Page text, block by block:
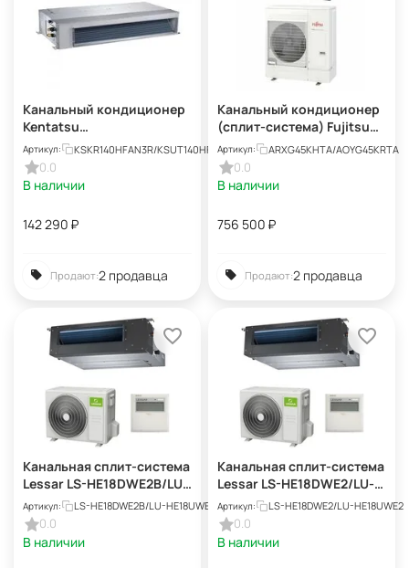
Канальный кондиционер
Kentatsu
KSKR140HFAN3R/KSUT140
HFAN3L
Артикул: KSKR140HFAN3R/KSUT140HFAN3L
0.0
В наличии
142 290 ₽
Продают:2 продавца
Канальный кондиционер
(сплит-система) Fujitsu
ARXG45KHTA /
AOYG45KRTA
Артикул: ARXG45KHTA/AOYG45KRTA
0.0
В наличии
756 500 ₽
Продают:2 продавца
Канальная сплит-система
Lessar LS-HE18DWE2B/LU-
HE18UWE2 Eco Energy
2025
Артикул: LS-HE18DWE2B/LU-HE18UWE2
0.0
В наличии
Канальная сплит-система
Lessar LS-HE18DWE2/LU-
HE18UWE2
Артикул: LS-HE18DWE2/LU-HE18UWE2
0.0
В наличии